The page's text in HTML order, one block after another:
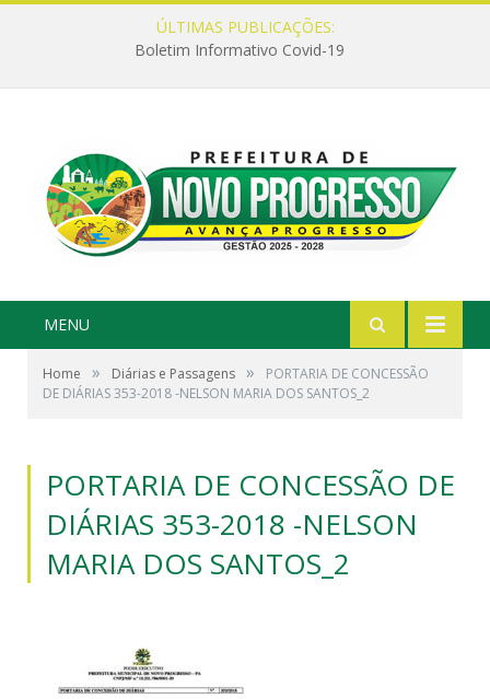
ÚLTIMAS PUBLICAÇÕES:
Boletim Informativo Covid-19
MENU
Home » Diárias e Passagens »
PORTARIA DE CONCESSÃO
DE DIÁRIAS 353-2018 -NELSON MARIA DOS SANTOS_2
PORTARIA DE CONCESSÃO DE
DIÁRIAS 353-2018 -NELSON
MARIA DOS SANTOS_2